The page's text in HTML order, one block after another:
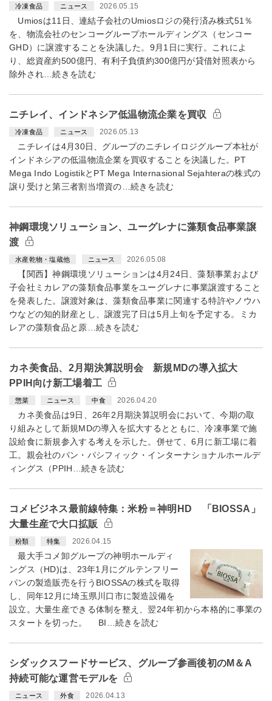
冷凍食品 ニュース 2026.05.15
Umiosは11日、連結子会社のUmiosロジの発行済み株式51％
を、物流会社のセンコーグループホールディングス（センコー
GHD）に譲渡することを決議した。9月1日に実行。これによ
り、総資産約500億円、有利子負債約300億円が貸借対照表から
除外され…続きを読む
ニチレイ、インドネシア低温物流企業を買収
冷凍食品 ニュース 2026.05.13
ニチレイは4月30日、グループのニチレイロジグループ本社が
インドネシアの低温物流企業を買収することを決議した。PT
Mega Indo LogistikとPT Mega Internasional Sejahteraの株式の
譲り受けと第三者割当増資の…続きを読む
神鋼環境ソリューション、ユーグレナに藻類食品事業譲
渡
水産乾物・塩蔵他 ニュース 2026.05.08
【関西】神鋼環境ソリューションは4月24日、藻類事業および
子会社ミカレアの藻類食品事業をユーグレナに事業譲渡すること
を発表した。譲渡対象は、藻類食品事業に関連する特許やノウハ
ウなどの知的財産とし、譲渡完了日は5月上旬を予定する。ミカ
レアの藻類食品と原…続きを読む
カネ美食品、2月期決算説明会 新規MDの導入拡大
PPIH向け新工場着工
惣菜 ニュース 中食 2026.04.20
カネ美食品は9日、26年2月期決算説明会において、今期の取
り組みとして新規MDの導入を拡大するとともに、冷凍事業で施
設給食に新規参入する考えを示した。併せて、6月に新工場に着
工。親会社のパン・パシフィック・インターナショナルホールデ
ィングス（PPIH…続きを読む
コメビジネス最前線特集：米粉＝神明HD 「BIOSSA」
大量生産で大口拡販
粉類 特集 2026.04.15
最大手コメ卸グループの神明ホールディ
ングス（HD)は、23年1月にグルテンフリー
パンの製造販売を行うBIOSSAの株式を取得
し、同年12月に埼玉県川口市に製造設備を
設立。大量生産できる体制を整え、翌24年初から本格的に事業の
スタートを切った。 BI…続きを読む
シダックスフードサービス、グループ参画後初のM＆A
持続可能な運営モデルを
ニュース 外食 2026.04.13